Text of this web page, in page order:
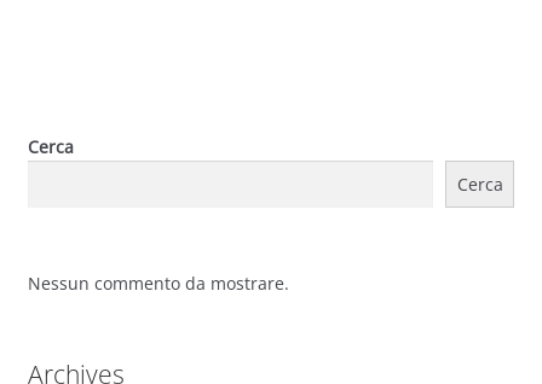
Cerca
Cerca
Nessun commento da mostrare.
Archives